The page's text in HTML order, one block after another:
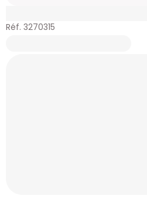
Réf. 3270315